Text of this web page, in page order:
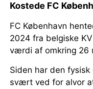
Kostede FC
FC København
2024 fra belgiske
værdi af omkring 26
Siden har den
svært ved for alvor